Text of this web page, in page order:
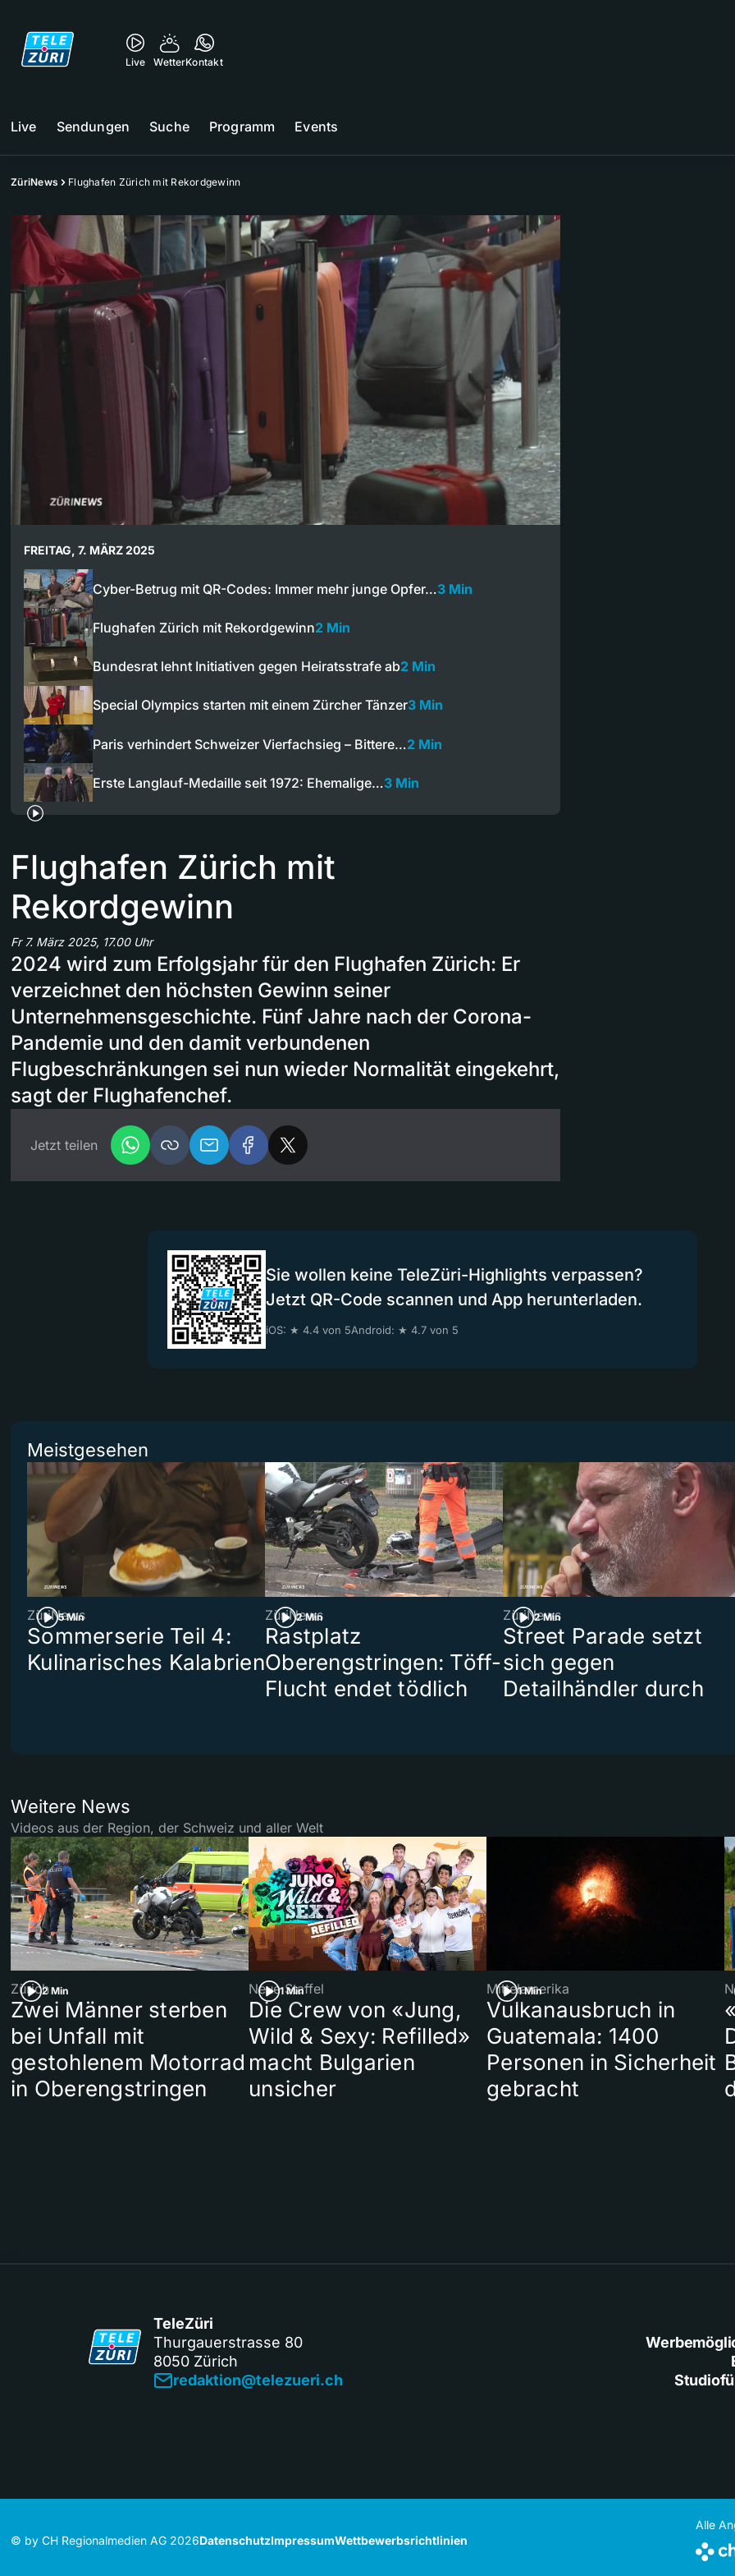
Live WetterKontakt
Live Sendungen Suche Programm Events
ZüriNews Flughafen Zürich mit Rekordgewinn
FREITAG, 7. MÄRZ 2025
Cyber-Betrug mit QR-Codes: Immer mehr junge Opfer…3 Min
Flughafen Zürich mit Rekordgewinn2 Min
Bundesrat lehnt Initiativen gegen Heiratsstrafe ab2 Min
Special Olympics starten mit einem Zürcher Tänzer3 Min
Paris verhindert Schweizer Vierfachsieg – Bittere…2 Min
Erste Langlauf-Medaille seit 1972: Ehemalige…3 Min
Flughafen Zürich mit
Rekordgewinn
Fr 7. März 2025, 17.00 Uhr
2024 wird zum Erfolgsjahr für den Flughafen Zürich: Er
verzeichnet den höchsten Gewinn seiner
Unternehmensgeschichte. Fünf Jahre nach der Corona-
Pandemie und den damit verbundenen
Flugbeschränkungen sei nun wieder Normalität eingekehrt,
sagt der Flughafenchef.
Jetzt teilen
Sie wollen keine TeleZüri-Highlights verpassen?
Jetzt QR-Code scannen und App herunterladen.
iOS: ★ 4.4 von 5Android: ★ 4.7 von 5
Meistgesehen
5 Min
ZüriNews
Sommerserie Teil 4:
Kulinarisches Kalabrien
2 Min
ZüriNews
Rastplatz
Oberengstringen: Töff-
Flucht endet tödlich
2 Min
ZüriNews
Street Parade setzt
sich gegen
Detailhändler durch
Weitere News
Videos aus der Region, der Schweiz und aller Welt
2 Min
Zürich
Zwei Männer sterben
bei Unfall mit
gestohlenem Motorrad
in Oberengstringen
1 Min
Neue Staffel
Die Crew von «Jung,
Wild & Sexy: Refilled»
macht Bulgarien
unsicher
1 Min
Mittelamerika
Vulkanausbruch in
Guatemala: 1400
Personen in Sicherheit
gebracht
TeleZüri
Thurgauerstrasse 80
8050 Zürich
redaktion@telezueri.ch
© by CH Regionalmedien AG 2026DatenschutzImpressumWettbewerbsrichtlinien
Alle